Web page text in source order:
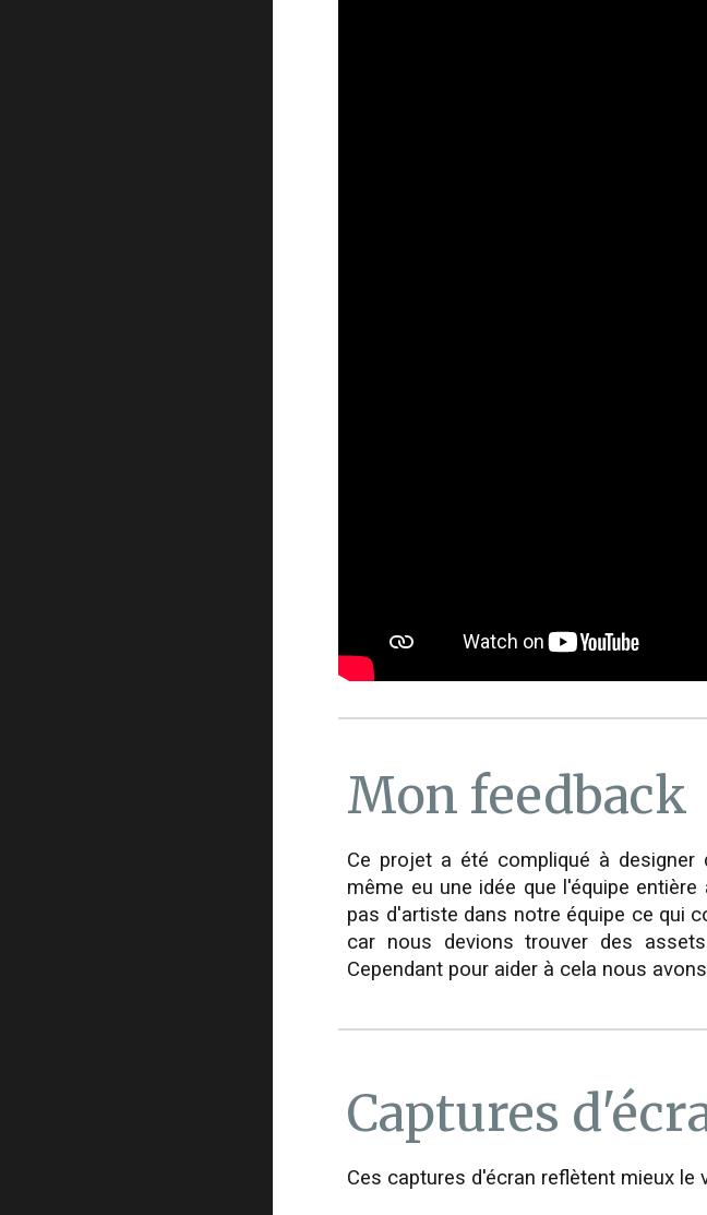
Mon feedback
Ce projet a été compliqué à
même eu une idée que l'équipe
pas d'artiste dans notre équipe ce qui
car nous devions trouver des
Cependant pour aider à cela nous
Captures
Ces captures d'écran reflètent mieux le